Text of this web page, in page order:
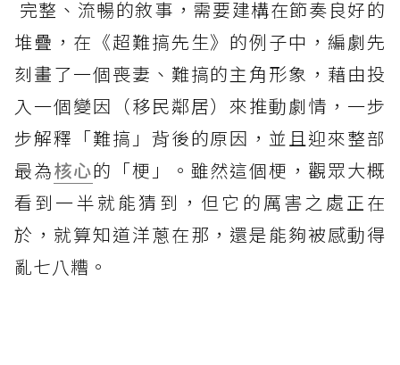
完整、流暢的敘事，需要建構在節奏良好的
堆疊，在《超難搞先生》的例子中，編劇先
刻畫了一個喪妻、難搞的主角形象，藉由投
入一個變因（移民鄰居）來推動劇情，一步
步解釋「難搞」背後的原因，並且迎來整部
最為核心的「梗」。雖然這個梗，觀眾大概
看到一半就能猜到，但它的厲害之處正在
於，就算知道洋蔥在那，還是能夠被感動得
亂七八糟。